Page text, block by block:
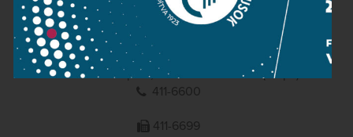
FILHARMONIKUSOK
1095 Budapest, Komor Marcell u. 1. (Müpa)
411-6600
411-6699